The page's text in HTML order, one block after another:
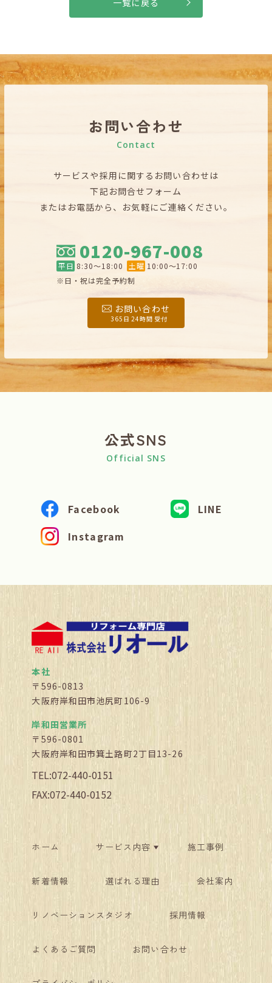
お問い合わせ
Contact
サービスや採用に関するお問い合わせは
下記お問合せフォーム
またはお電話から、お気軽にご連絡ください。
0120-967-008
平日 8:30〜18:00 土曜 10:00〜17:00
※日・祝は完全予約制
お問い合わせ
365日 24時間 受付
公式SNS
Official SNS
Facebook
LINE
Instagram
本社
〒596-0813
大阪府岸和田市池尻町106-9
岸和田営業所
〒596-0801
大阪府岸和田市箕土路町2丁目13-26
TEL:072-440-0151
FAX:072-440-0152
ホーム サービス内容 施工事例
新着情報 選ばれる理由 会社案内
リノベーションスタジオ 採用情報
よくあるご質問 お問い合わせ